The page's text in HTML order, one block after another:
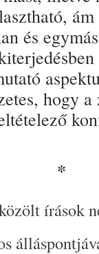
és
hogy
*
írások